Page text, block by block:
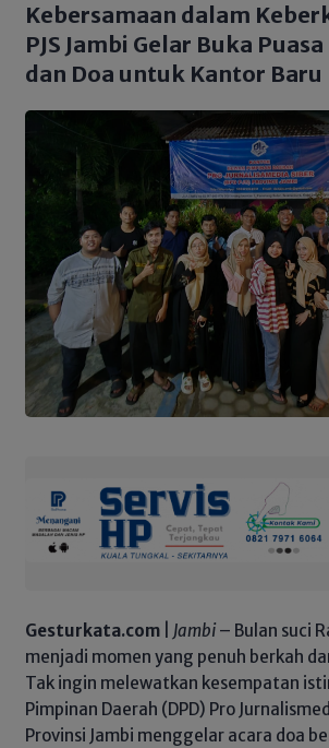
Kebersamaan dalam
PJS Jambi Gelar Buka
dan Doa untuk Kantor Baru
Gesturkata.com Jambi – Bulan suci
menjadi momen yang penuh berkah
Tak ingin melewatkan kesempatan
Pimpinan Daerah (DPD) Pro
Provinsi Jambi menggelar acara doa